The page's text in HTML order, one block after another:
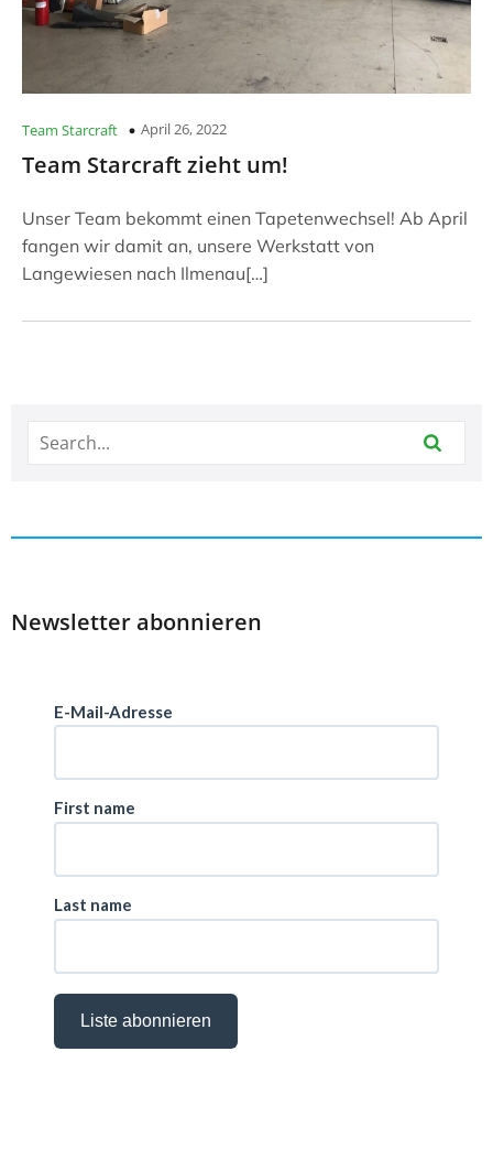
Team Starcraft April 26, 2022
Team Starcraft zieht um!
Unser Team bekommt einen Tapetenwechsel! Ab April
fangen wir damit an, unsere Werkstatt von
Langewiesen nach Ilmenau[…]
Newsletter abonnieren